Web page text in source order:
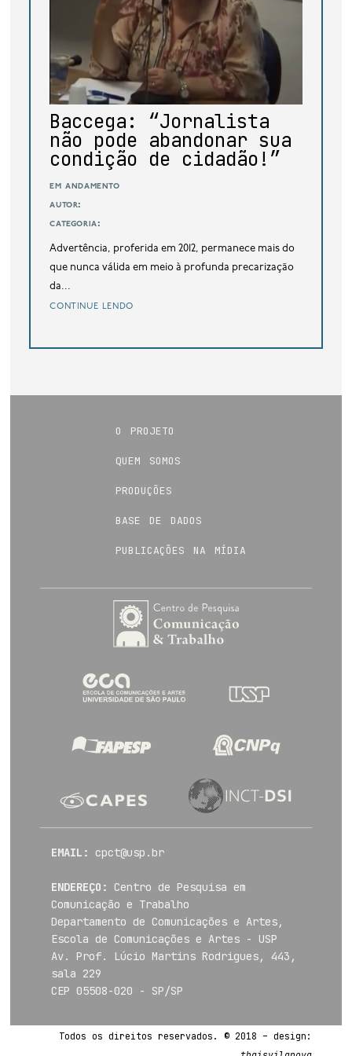
base de dados
publicações na mídia
Baccega: “Jornalista
não pode abandonar sua
condição de cidadão!”
em andamento
autor:
categoria:
Advertência, proferida em 2012, permanece mais do
que nunca válida em meio à profunda precarização
da...
continue lendo
o projeto
quem somos
produções
base de dados
publicações na mídia
EMAIL: cpct@usp.br
ENDEREÇO:
Centro de Pesquisa em
Comunicação e Trabalho
Departamento de Comunicações e Artes,
Escola de Comunicações e Artes - USP
Av. Prof. Lúcio Martins Rodrigues, 443,
sala 229
CEP 05508-020 - SP/SP
Todos os direitos reservados. © 2018 – design: